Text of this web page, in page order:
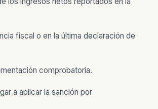
fiscal o en la última declaración de
comprobatoria.
a aplicar la sanción por